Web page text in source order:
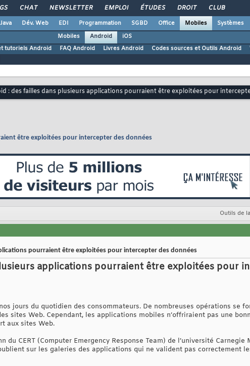
CHAT NEWSLETTER EMPLOI ÉTUDES DROIT CLUB
Java Dév. Web EDI Programmation SGBD Office Mobiles
Systèmes
Mobiles
Android
iOS
tutoriels Android FAQ Android Livres Android Codes sources et Outils Android
: des failles dans plusieurs applications pourraient être exploitées pour
être exploitées pour intercepter des données
Outils de
pourraient être exploitées pour intercepter des données
applications pourraient être exploitées pour
jours du quotidien des consommateurs. De nombreuses opérations se
sites Web. Cependant, les applications mobiles n’offriraient pas une
aux sites Web.
du CERT (Computer Emergency Response Team) de l’université Carnegie
sur les galeries des applications qui ne valident pas correctement